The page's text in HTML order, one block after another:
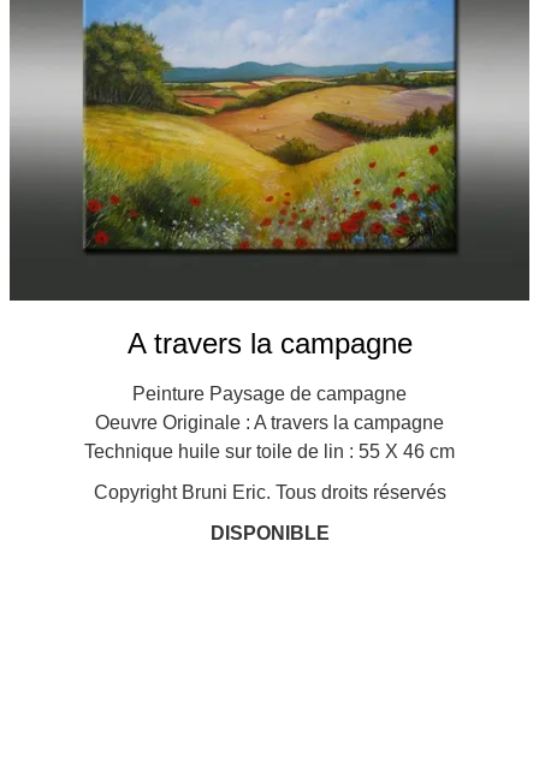
Boutique
Contact
Newsletter
Français
A travers la campagne
Peinture Paysage de campagne
Oeuvre Originale : A travers la campagne
Technique huile sur toile de lin : 55 X 46 cm
Copyright Bruni Eric. Tous droits réservés
DISPONIBLE